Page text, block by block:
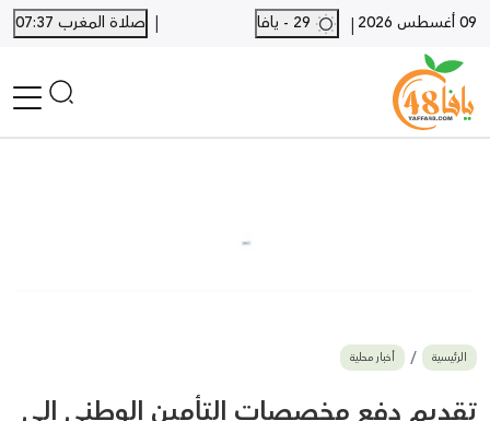
09 أغسطس 2026 |
| صلاة المغرب 07:37
بيع وشراء
أخبار القدس
وفيات
الرئيسية أخبار محلية
تقديم دفع مخصصات التأمين الوطني الى